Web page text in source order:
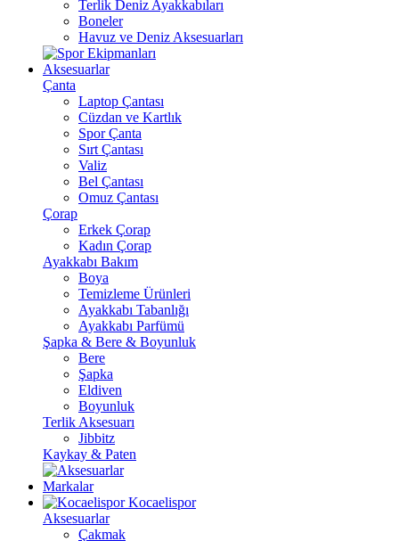
Terlik Deniz Ayakkabıları
Boneler
Havuz ve Deniz Aksesuarları
Aksesuarlar
Çanta
Laptop Çantası
Cüzdan ve Kartlık
Spor Çanta
Sırt Çantası
Valiz
Bel Çantası
Omuz Çantası
Çorap
Erkek Çorap
Kadın Çorap
Ayakkabı Bakım
Boya
Temizleme Ürünleri
Ayakkabı Tabanlığı
Ayakkabı Parfümü
Şapka & Bere & Boyunluk
Bere
Şapka
Eldiven
Boyunluk
Terlik Aksesuarı
Jibbitz
Kaykay & Paten
Markalar
Kocaelispor
Aksesuarlar
Çakmak